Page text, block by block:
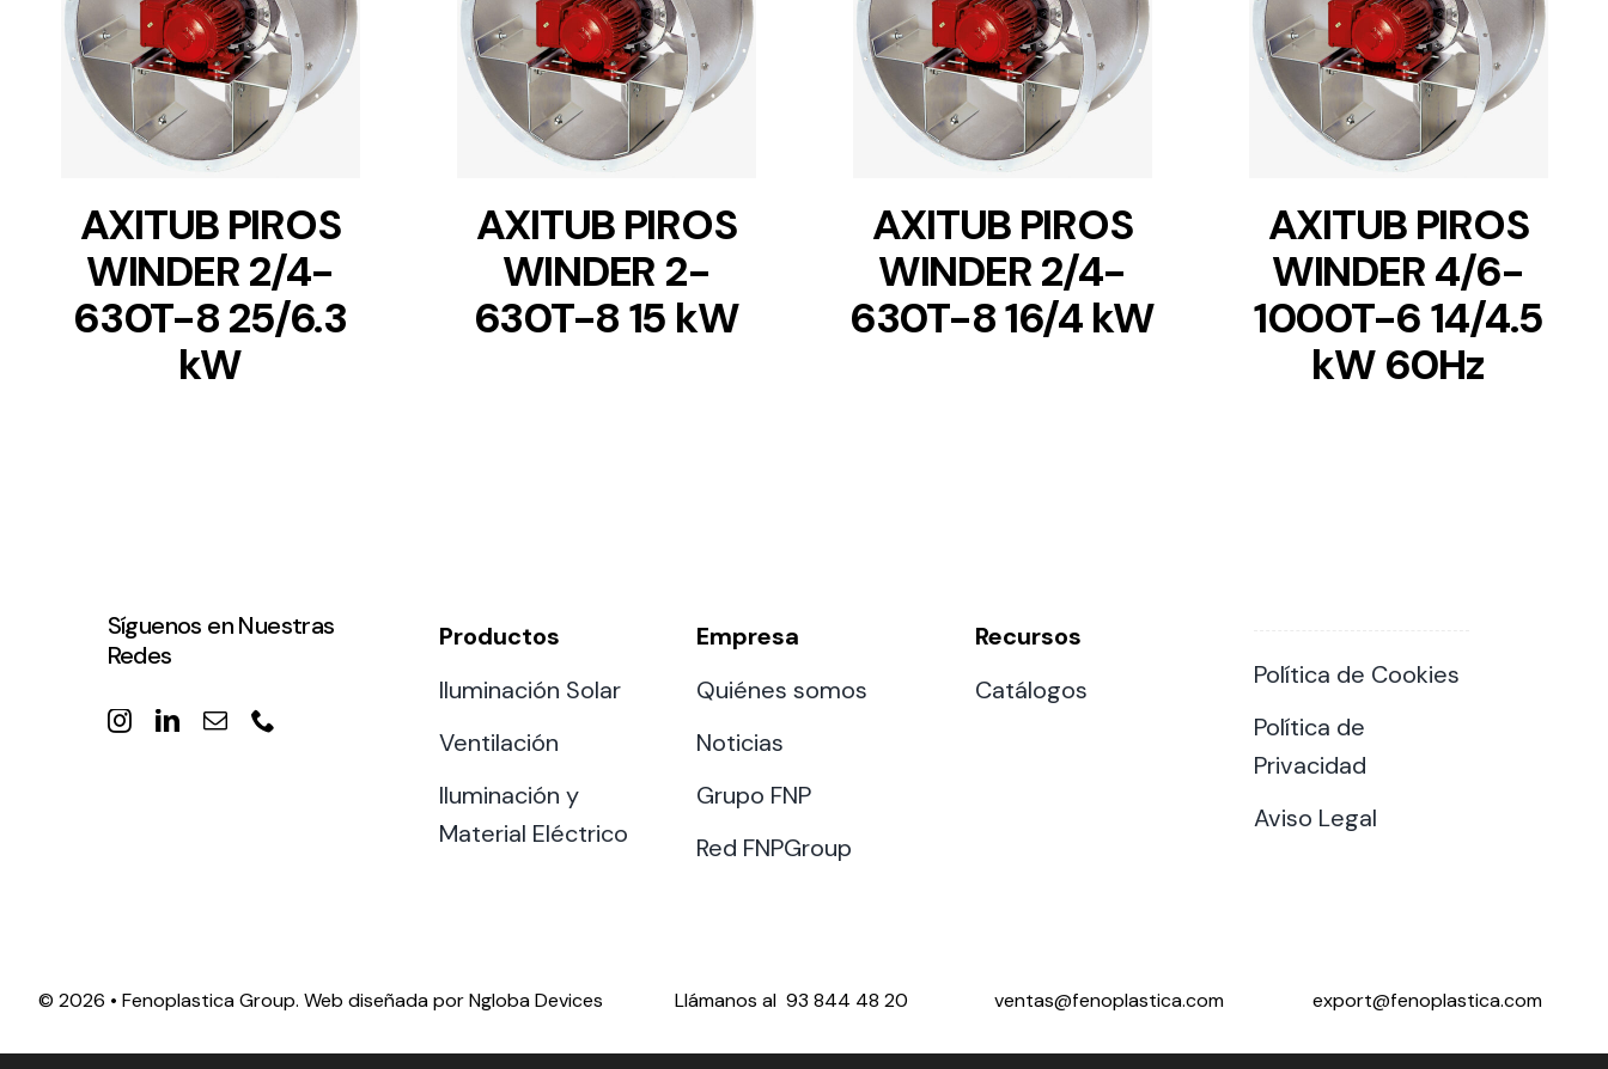
DETAILS
AXITUB PIROS
WINDER 2/4-
630T-8 25/6.3
kW
DETAILS
AXITUB PIROS
WINDER 2-
630T-8 15 kW
DETAILS
AXITUB PIROS
WINDER 2/4-
630T-8 16/4 kW
DETAILS
AXITUB PIROS
WINDER 4/6-
1000T-6 14/4.5
kW 60Hz
Síguenos en Nuestras
Redes
Productos
Iluminación Solar
Ventilación
Iluminación y
Material Eléctrico
Empresa
Quiénes somos
Noticias
Grupo FNP
Red FNPGroup
Recursos
Catálogos
Política de Cookies
Política de
Privacidad
Aviso Legal
© 2026 • Fenoplastica Group. Web diseñada porNgloba Devices Llámanos al93 844 48 20 ventas@fenoplastica.com export@fenoplastica.com